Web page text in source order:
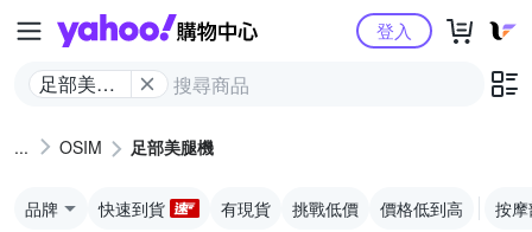
Yahoo購物中心
足部美腿
登入
OSIM 足部美腿機
品牌 快速到貨 有現貨 挑戰低價 價格低到高 按